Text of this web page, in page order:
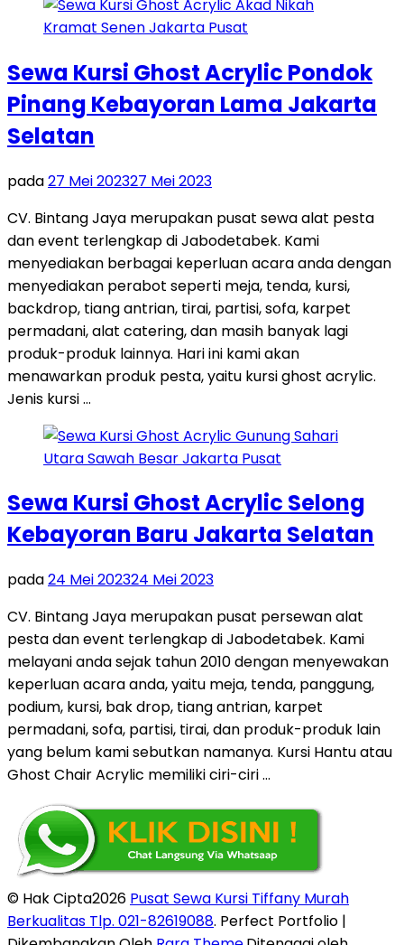
Sewa Kursi Ghost Acrylic Pondok
Pinang Kebayoran Lama Jakarta
Selatan
pada27 Mei 202327 Mei 2023
CV. Bintang Jaya merupakan pusat sewa alat pesta
dan event terlengkap di Jabodetabek. Kami
menyediakan berbagai keperluan acara anda dengan
menyediakan perabot seperti meja, tenda, kursi,
backdrop, tiang antrian, tirai, partisi, sofa, karpet
permadani, alat catering, dan masih banyak lagi
produk-produk lainnya. Hari ini kami akan
menawarkan produk pesta, yaitu kursi ghost acrylic.
Jenis kursi …
Sewa Kursi Ghost Acrylic Selong
Kebayoran Baru Jakarta Selatan
pada24 Mei 202324 Mei 2023
CV. Bintang Jaya merupakan pusat persewan alat
pesta dan event terlengkap di Jabodetabek. Kami
melayani anda sejak tahun 2010 dengan menyewakan
keperluan acara anda, yaitu meja, tenda, panggung,
podium, kursi, bak drop, tiang antrian, karpet
permadani, sofa, partisi, tirai, dan produk-produk lain
yang belum kami sebutkan namanya. Kursi Hantu atau
Ghost Chair Acrylic memiliki ciri-ciri …
© Hak Cipta2026 Pusat Sewa Kursi Tiffany Murah
Berkualitas Tlp. 021-82619088. Perfect Portfolio |